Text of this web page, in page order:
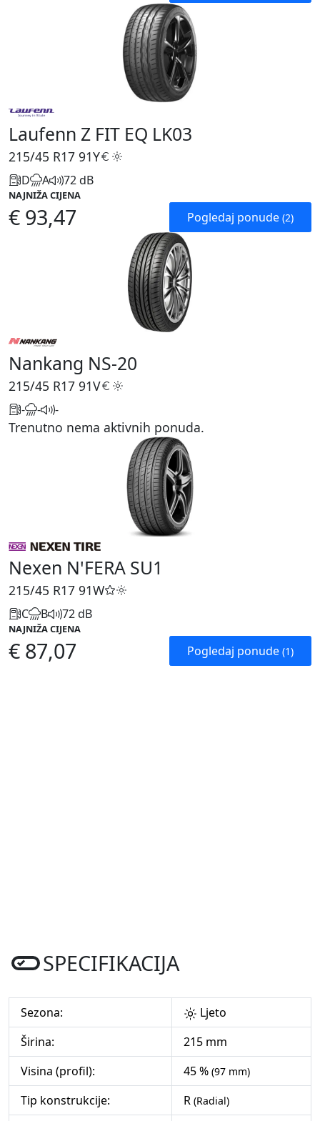
Laufenn Z FIT EQ LK03
215/45 R17 91Y
D A 72 dB
NAJNIŽA CIJENA
€ 93,47 Pogledaj ponude (2)
Nankang NS-20
215/45 R17 91V
- - -
Trenutno nema aktivnih ponuda.
Nexen N'FERA SU1
215/45 R17 91W
C B 72 dB
NAJNIŽA CIJENA
€ 87,07 Pogledaj ponude (1)
SPECIFIKACIJA
Sezona:
Ljeto
Širina:
215 mm
Visina (profil):
45 % (97 mm)
Tip konstrukcije: R (Radial)